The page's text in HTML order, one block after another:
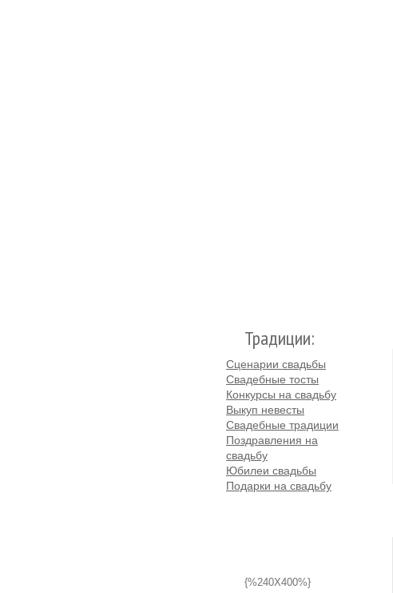
Традиции:
Сценарии свадьбы
Свадебные тосты
Конкурсы на свадьбу
Выкуп невесты
Свадебные традиции
Поздравления на
свадьбу
Юбилеи свадьбы
Подарки на свадьбу
{%240X400%}